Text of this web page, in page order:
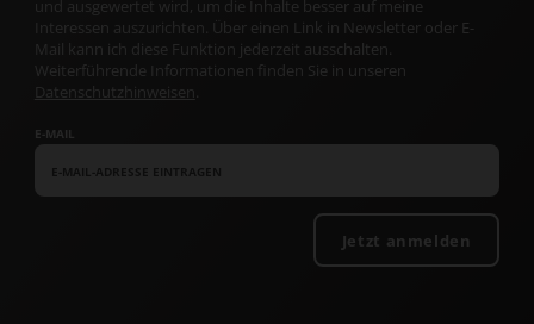
und ausgewertet wird, um die Inhalte besser auf meine
Interessen auszurichten. Über einen Link in Newsletter oder E-
Mail kann ich diese Funktion jederzeit ausschalten.
Weiterführende Informationen finden Sie in unseren
Datenschutzhinweisen
E-MAIL
Jetzt anmelden